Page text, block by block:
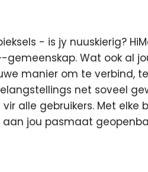
- is jy nuuskierig?
gemeenskap. Wat ook al
manier om te verbind,
net soveel
alle gebruikers. Met elke
jou pasmaat